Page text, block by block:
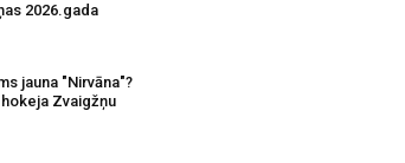
2026.gada
jauna "Nirvāna"?
Zvaigžņu